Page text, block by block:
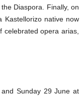
Diaspora. Finally, on
a Kastellorizo native now
celebrated opera arias,
Sunday 29 June at